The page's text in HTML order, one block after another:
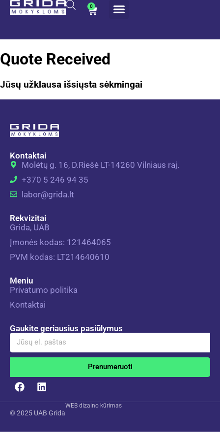
0
Quote Received
Jūsų užklausa išsiųsta sėkmingai
Kontaktai
Molėtų g. 16, D.Riešė LT-14260 Vilniaus raj.
+370 5 246 94 35
labor@grida.lt
Rekvizitai
Grida, UAB
Įmonės kodas: 121464065
PVM kodas: LT214640610
Meniu
Privatumo politika
Kontaktai
Gaukite geriausius pasiūlymus
Prenumeruoti
Alternative:
© 2025 UAB Grida
WEB dizaino kūrimas